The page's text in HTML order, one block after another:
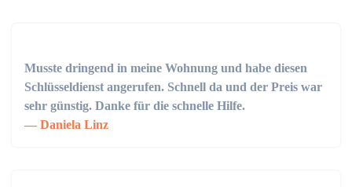
Musste dringend in meine Wohnung und habe diesen
Schlüsseldienst angerufen. Schnell da und der Preis war
sehr günstig. Danke für die schnelle Hilfe.
Daniela Linz